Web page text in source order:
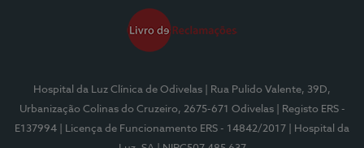
Hospital da Luz Clínica de Odivelas
| Rua Pulido Valente, 39D,
Urbanização Colinas do Cruzeiro, 2675-671 Odivelas
| Registo ERS -
E137994
| Licença de Funcionamento ERS - 14842/2017
| Hospital da